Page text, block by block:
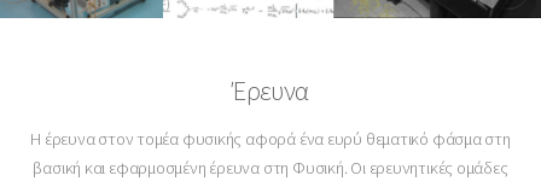
Έρευνα
Η έρευνα στον τομέα φυσικής αφορά ένα ευρύ θεματικό φάσμα στη
βασική και εφαρμοσμένη έρευνα στη Φυσική. Οι ερευνητικές ομάδες